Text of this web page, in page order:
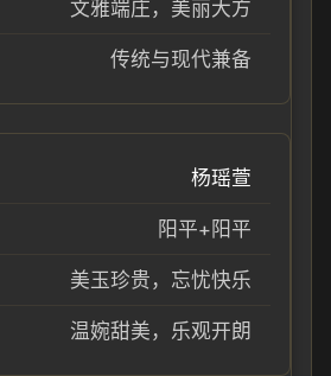
文雅端庄，美丽大方
传统与现代兼备
杨瑶萱
阳平+阳平
美玉珍贵，忘忧快乐
温婉甜美，乐观开朗